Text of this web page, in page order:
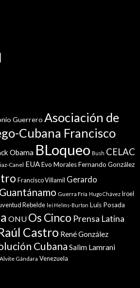
Guerrero Asociación de
Cubana Francisco
Obama BLoqueo Bush CELAC
Canel EUAEvo MoralesFernando González
Francisco Villamil Gerardo
Guantánamo Guerra Fría Hugo Chávez Iroel
Rebelde lei Helms-Burton Luis Posada
ONU Os Cinco Prensa Latina
Castro René González
Cubana Salim Lamrani
Gándara Venezuela